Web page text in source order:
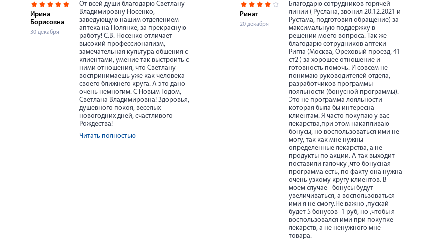
Ирина
Борисовна
30 декабря
От всей души благодарю Светлану
Владимировну Носенко,
заведующую нашим отделением
аптека на Полянке, за прекрасную
работу! С.В. Носенко отличает
высокий профессионализм,
замечательная культура общения с
клиентами, умение так выстроить с
ними отношения, что Светлану
воспринимаешь уже как человека
своего ближнего круга. А это дано
очень немногим. С Новым Годом,
Светлана Владимировна! Здоровья,
душевного покоя, веселых
новогодних дней, счастливого
Рождества!
Читать полностью
Ринат
20 декабря
Благодарю сотрудников горячей
линии ( Руслана, звонил 20.12.2021 и
Рустама, подготовил обращение) за
максимальную поддержку в
решении моего вопроса. Так же
благодарю сотрудников аптеки
Ригла (Москва, Ореховый проезд, 41
ст2 ) за хорошее отношение и
готовность помочь. И совсем не
понимаю руководителей отдела,
разработчиков программы
лояльности (бонусной программы).
Это не программа лояльности
которая была бы интересна
клиентам. Я часто покупаю у вас
лекарства,при этом накапливаю
бонусы, но воспользоваться ими не
могу, так как мне нужны
определенные лекарства, а не
продукты по акции. А так выходит -
поставили галочку ,что бонусная
программа есть, по факту она нужна
очень узкому кругу клиентов. В
моем случае - бонусы будут
увеличиваться, а воспользоваться
ими я не смогу.Не важно ,пускай
будет 5 бонусов -1 руб, но ,чтобы я
воспользовался ими при покупке
лекарств, а не ненужного мне
товара.